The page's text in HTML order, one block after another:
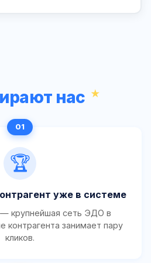
нас
🏆
уже в системе
— крупнейшая сеть ЭДО в
контрагента занимает пару
кликов.